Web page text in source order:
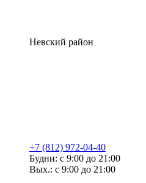
Невский район
+7 (812) 972-04-40
Будни: с 9:00 до 21:00
Вых.: с 9:00 до 21:00